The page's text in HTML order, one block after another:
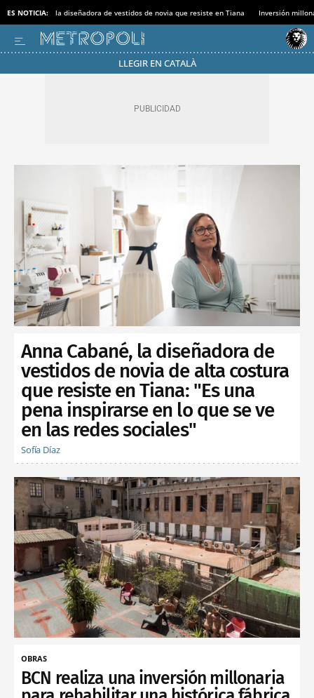
ES NOTICIA: la diseñadora de vestidos de novia que resiste en Tiana Inversión
LLEGIR EN CATALÀ
Anna Cabané, la diseñadora de
vestidos de novia de alta costura
que resiste en Tiana: "Es una
pena inspirarse en lo que se ve
en las redes sociales"
Sofía Díaz
OBRAS
BCN realiza una inversión millonaria